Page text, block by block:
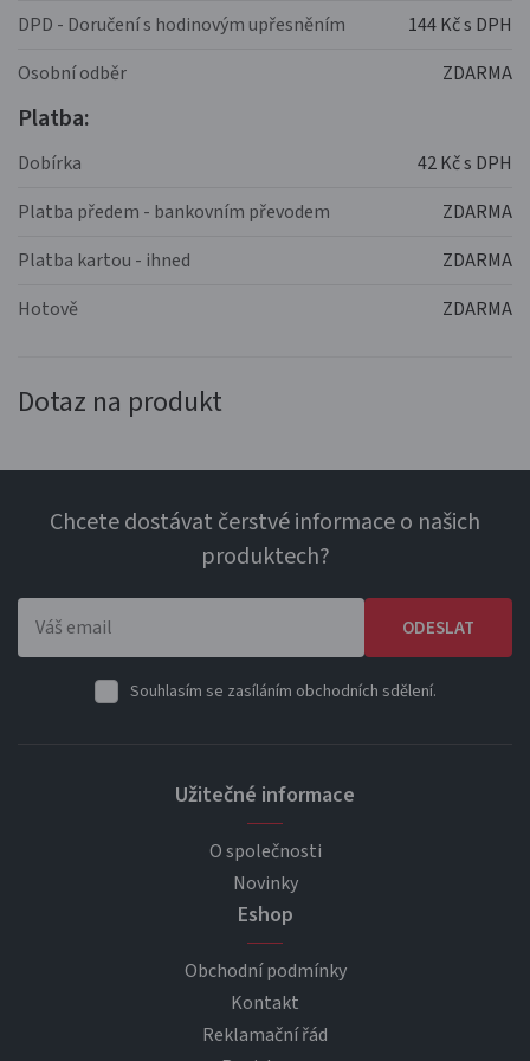
DPD - Doručení s hodinovým upřesněním
144 Kč s DPH
Osobní odběr
ZDARMA
Platba:
Dobírka
42 Kč s DPH
Platba předem - bankovním převodem
ZDARMA
Platba kartou - ihned
ZDARMA
Hotově
ZDARMA
Dotaz na produkt
Chcete dostávat čerstvé informace o našich
produktech?
ODESLAT
Souhlasím se zasíláním obchodních sdělení.
Užitečné informace
O společnosti
Novinky
Eshop
Obchodní podmínky
Kontakt
Reklamační řád